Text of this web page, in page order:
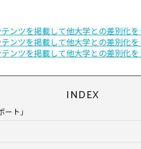
ンツを掲載して他⼤学との差別化
ンツを掲載して他⼤学との差別化
ンツを掲載して他⼤学との差別化
INDEX
ト」